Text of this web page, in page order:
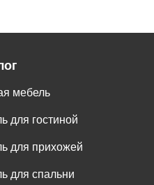
мебель
для гостиной
для прихожей
для спальни